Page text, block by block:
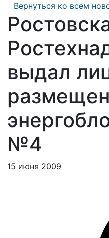
Вернуться ко всем
выдал
№4
15 июня 2009